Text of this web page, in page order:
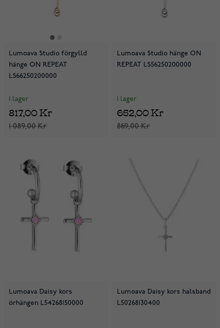
Lumoava Studio förgylld
hänge ON REPEAT
LS66250200000
I lager
1 089,00 Kr
817,00 Kr
Lumoava Studio hänge ON
REPEAT LS56250200000
I lager
869,00 Kr
652,00 Kr
Lumoava Daisy kors
örhängen L54268150000
Lumoava Daisy kors halsband
L50268130400